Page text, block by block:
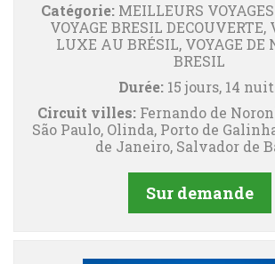
Catégorie:MEILLEURS
VOYAGE BRESIL DECOUVERTE,
LUXE AU BRÉSIL, VOYAGE DE
BRESIL
Durée:15 jours, 14
Circuit villes: Fernando de
São Paulo, Olinda, Porto de
de Janeiro, Salvador de
Sur demande